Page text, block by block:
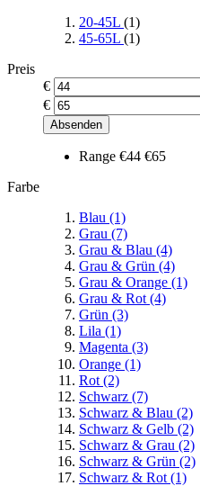
20-45L (1)
45-65L (1)
Preis
€
€
Absenden
Range €44 €65
Farbe
Blau (1)
Grau (7)
Grau & Blau (4)
Grau & Grün (4)
Grau & Orange (1)
Grau & Rot (4)
Grün (3)
Lila (1)
Magenta (3)
Orange (1)
Rot (2)
Schwarz (7)
Schwarz & Blau (2)
Schwarz & Gelb (2)
Schwarz & Grau (2)
Schwarz & Grün (2)
Schwarz & Rot (1)